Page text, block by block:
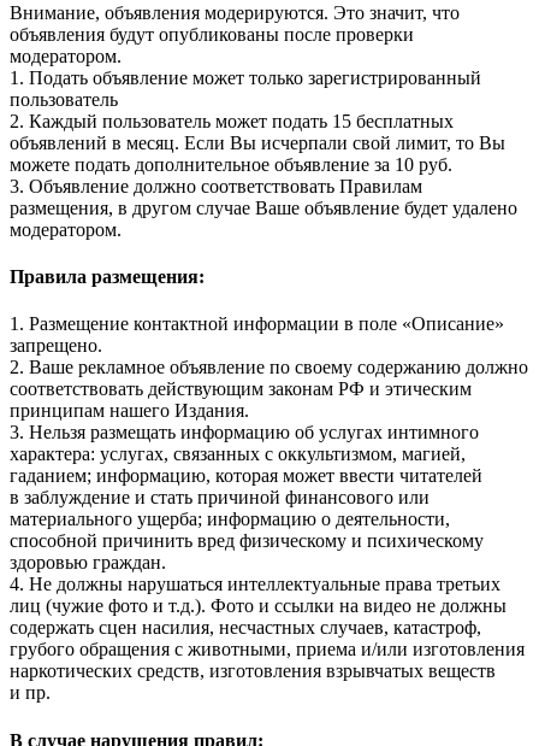
Внимание, объявления модерируются. Это значит, что
объявления будут опубликованы после проверки
модератором.
1. Подать объявление может только зарегистрированный
пользователь
2. Каждый пользователь может подать 15 бесплатных
объявлений в месяц. Если Вы исчерпали свой лимит, то Вы
можете подать дополнительное объявление за 10 руб.
3. Объявление должно соответствовать Правилам
размещения, в другом случае Ваше объявление будет удалено
модератором.
Правила размещения:
1. Размещение контактной информации в поле «Описание»
запрещено.
2. Ваше рекламное объявление по своему содержанию должно
соответствовать действующим законам РФ и этическим
принципам нашего Издания.
3. Нельзя размещать информацию об услугах интимного
характера: услугах, связанных с оккультизмом, магией,
гаданием; информацию, которая может ввести читателей
в заблуждение и стать причиной финансового или
материального ущерба; информацию о деятельности,
способной причинить вред физическому и психическому
здоровью граждан.
4. Не должны нарушаться интеллектуальные права третьих
лиц (чужие фото и т.д.). Фото и ссылки на видео не должны
содержать сцен насилия, несчастных случаев, катастроф,
грубого обращения с животными, приема и/или изготовления
наркотических средств, изготовления взрывчатых веществ
и пр.
В случае нарушения правил: